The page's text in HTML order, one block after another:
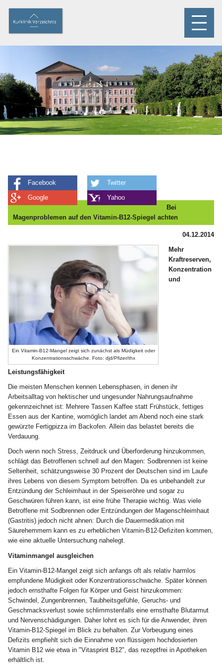
Facebook
Twitter
Google
Yahoo
Bei
Magenproblemen auf den Vitamin-B12-Spiegel achten
04.12.2014
Ein Vitamin-B12-Mangel zeigt sich zunächst als Müdigkeit oder
Konzentrationsschwäche. Foto: djd/Pfizer/thx
Mehr
Kraftreserven,
Konzentration
und
Leistungsfähigkeit
Die meisten Menschen kennen Lebensphasen, in denen ihr
Arbeitsalltag von hektischer und ungesunder Nahrungsaufnahme
gekennzeichnet ist: Mehrere Tassen Kaffee statt Frühstück, fettiges
Essen aus der Kantine, womöglich landet am Abend noch eine stark
gewürzte Fertigpizza im Backofen. Allein das belastet bereits die
Verdauung.
Doch wenn noch Stress, Zeitdruck und Überforderung hinzukommen,
schlägt das Betroffenen schnell auf den Magen: Sodbrennen ist keine
Seltenheit, schätzungsweise 30 Prozent der Deutschen sind im Laufe
ihres Lebens von diesem Symptom betroffen. Da es unbehandelt zur
Entzündung der Schleimhaut in der Speiseröhre und sogar zu
Geschwüren führen kann, ist eine frühe Therapie wichtig. Was viele
Betroffene mit Sodbrennen oder Entzündungen der Magenschleimhaut
(Gastritis) jedoch nicht ahnen: Durch die Dauermedikation mit
Säurehemmern kann es zu erheblichen Vitamin-B12-Defiziten kommen,
wie eine aktuelle Untersuchung nahelegt.
Vitaminmangel ausgleichen
Ein Vitamin-B12-Mangel zeigt sich anfangs oft als relativ harmlos
empfundene Müdigkeit oder Konzentrationsschwäche. Später können
jedoch ernsthafte Folgen für Körper und Geist hinzukommen:
Schwindel, Zungenbrennen, Taubheitsgefühle, Geruchs- und
Geschmacksverlust sowie schlimmstenfalls eine ernsthafte Blutarmut
und Nervenschädigungen. Daher lohnt es sich für die Anwender, ihren
Vitamin-B12-Spiegel im Blick zu behalten. Zur Vorbeugung eines
Defizits empfiehlt sich die Einnahme von flüssigem hochdosierten
Vitamin B12 wie etwa in "Vitasprint B12", das rezeptfrei in Apotheken
erhältlich ist.